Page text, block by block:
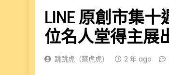
LINE 原創市集
位名人堂得主展
跳跳虎（蔡虎虎） 2 年 ago